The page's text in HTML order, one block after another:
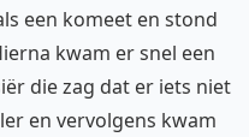
een komeet en stond
kwam er snel een
die zag dat er iets niet
en vervolgens kwam